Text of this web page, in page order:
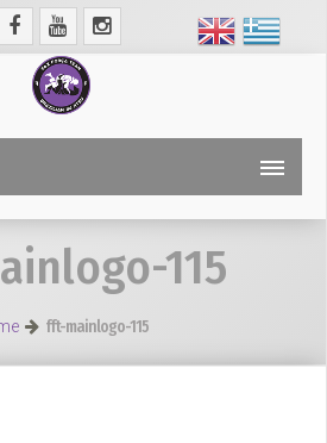
115
fft-mainlogo-115